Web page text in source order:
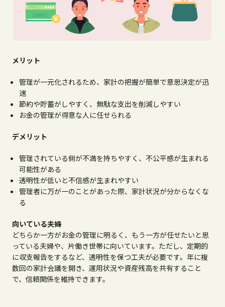
メリット
管理が一元化されるため、家計の把握が簡単で意思決定が迅
速
節約や貯蓄がしやすく、無駄な支出を削減しやすい
お金の管理が得意な人に任せられる
デメリット
管理されている側が不満を持ちやすく、不公平感が生まれる
可能性がある
透明性が低いと不信感が生まれやすい
管理者に万が一のことがあった際、家計状況が分からなくな
る
向いている夫婦
どちらか一方がお金の管理に明るく、もう一方が任せたいと思
っている夫婦や、片働き世帯に向いています。ただし、定期的
に収支報告をするなど、透明性を保つ工夫が必要です。年に複
数回の家計会議を開き、運用状況や資産残高を共有すること
で、信頼関係を維持できます。